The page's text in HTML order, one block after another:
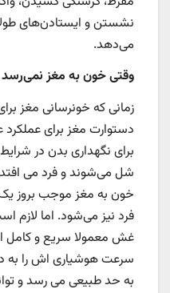
نشستن و ایستادن‌های
می‌دهد.
وقتی خون به مغز نمی‌رسد
زمانی که خونرسانی مغز
دستوارت مغز برای
برای نگهداری بدن در
شل می‌شوند و فرد می
خون به مغز موجب بروز یک
فرد نیز می‌شود. اما لازم
غش معمولا سریع و کامل
سرعت هوشیاری اش را به
به حد طبیعی می رسد و